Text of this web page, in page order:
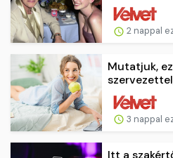
2 nappal
Mutatjuk,
3 nappal
Itt a